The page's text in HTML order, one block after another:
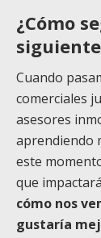
¿Cómo
Cuando
comerciales
asesores
aprendiendo
este
que
cómo nos
gustaría